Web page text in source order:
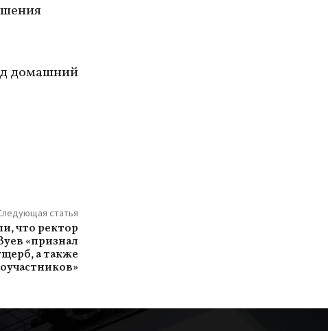
домашний
статья
что ректор
«признал
а также